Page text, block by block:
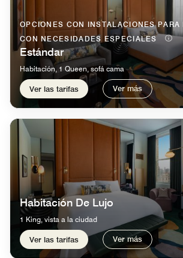
OPCIONES CON INSTALACIONES PARA
CON NECESIDADES ESPECIALES
Estándar
Habitación, 1 Queen, sofá cama
Ver las tarifas Ver más
Habitación De Lujo
1 King, vista a la ciudad
Ver las tarifas Ver más